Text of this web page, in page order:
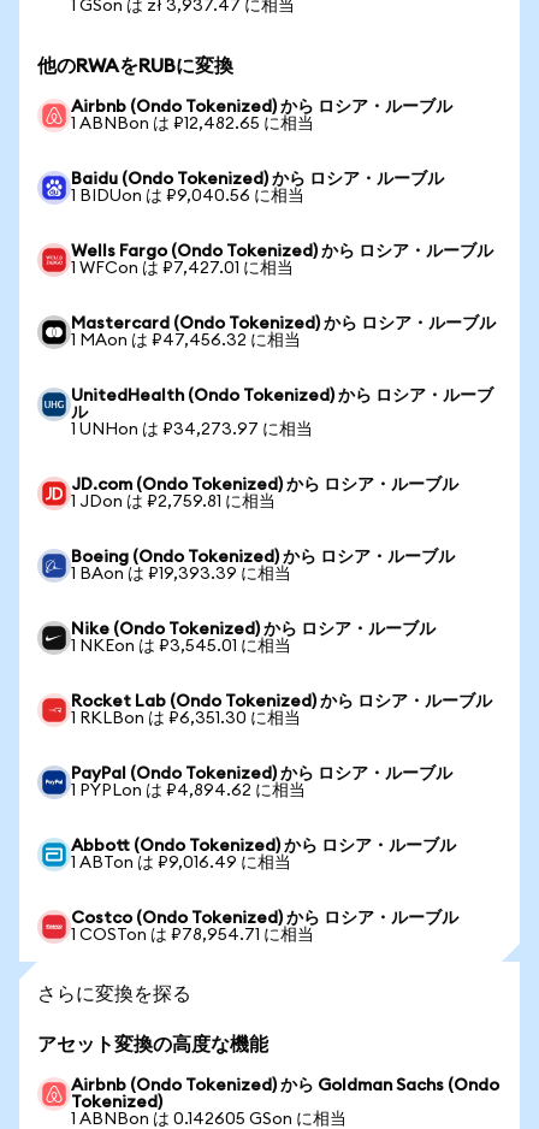
1 GSon は zł 3,937.47 に相当
他のRWAをRUBに変換
Airbnb (Ondo Tokenized) から ロシア・ルーブル
1 ABNBon は ₽12,482.65 に相当
Baidu (Ondo Tokenized) から ロシア・ルーブル
1 BIDUon は ₽9,040.56 に相当
Wells Fargo (Ondo Tokenized) から ロシア・ルーブル
1 WFCon は ₽7,427.01 に相当
Mastercard (Ondo Tokenized) から ロシア・ルーブル
1 MAon は ₽47,456.32 に相当
UnitedHealth (Ondo Tokenized) から ロシア・ルーブ
ル
1 UNHon は ₽34,273.97 に相当
JD.com (Ondo Tokenized) から ロシア・ルーブル
1 JDon は ₽2,759.81 に相当
Boeing (Ondo Tokenized) から ロシア・ルーブル
1 BAon は ₽19,393.39 に相当
Nike (Ondo Tokenized) から ロシア・ルーブル
1 NKEon は ₽3,545.01 に相当
Rocket Lab (Ondo Tokenized) から ロシア・ルーブル
1 RKLBon は ₽6,351.30 に相当
PayPal (Ondo Tokenized) から ロシア・ルーブル
1 PYPLon は ₽4,894.62 に相当
Abbott (Ondo Tokenized) から ロシア・ルーブル
1 ABTon は ₽9,016.49 に相当
Costco (Ondo Tokenized) から ロシア・ルーブル
1 COSTon は ₽78,954.71 に相当
さらに変換を探る
アセット変換の高度な機能
Airbnb (Ondo Tokenized) から Goldman Sachs (Ondo
Tokenized)
1 ABNBon は 0.142605 GSon に相当